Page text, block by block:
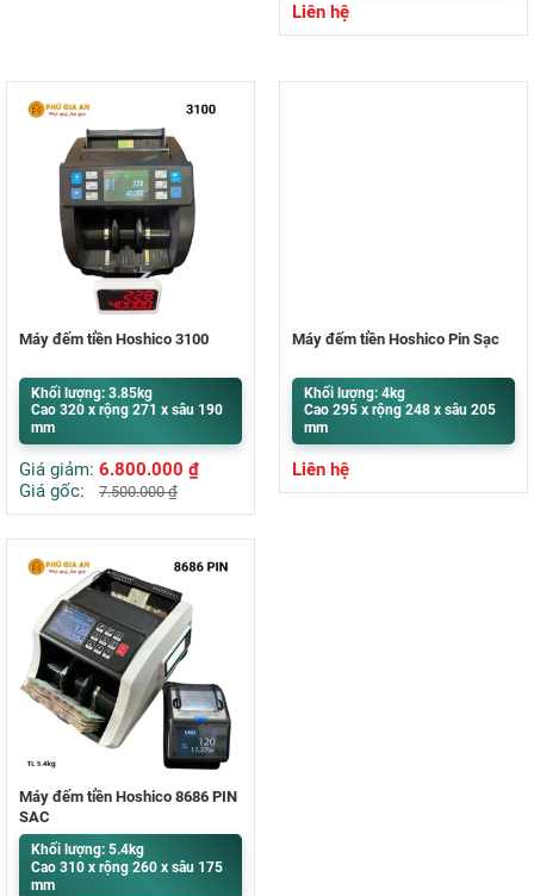
Liên hệ
Máy đếm tiền Hoshico 3100
Khối lượng: 3.85kg
Cao 320 x rộng 271 x sâu 190
mm
Giá giảm: 6.800.000 ₫
Giá gốc:
7.500.000₫
Máy đếm tiền Hoshico Pin Sạc
Khối lượng: 4kg
Cao 295 x rộng 248 x sâu 205
mm
Liên hệ
Máy đếm tiền Hoshico 8686 PIN
SẠC
Khối lượng: 5.4kg
Cao 310 x rộng 260 x sâu 175
mm